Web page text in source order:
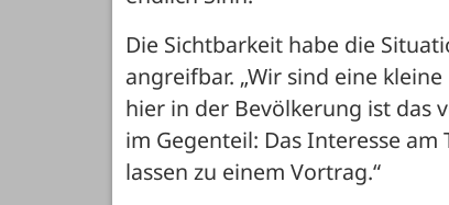
Die Sichtbarkeit habe die
angreifbar. „Wir sind eine
hier in der Bevölkerung ist das
im Gegenteil: Das Interesse
lassen zu einem Vortrag.“